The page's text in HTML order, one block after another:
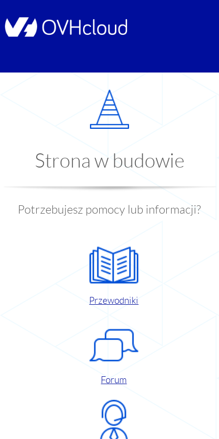
Strona w budowie
Potrzebujesz pomocy lub informacji?
Przewodniki
Forum